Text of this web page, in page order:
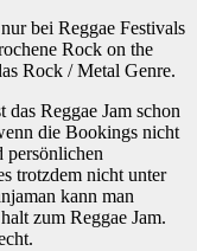
bei Reggae Festivals
Rock on the
Rock / Metal Genre.
Reggae Jam schon
die Bookings nicht
persönlichen
trotzdem nicht unter
kann man
zum Reggae Jam.